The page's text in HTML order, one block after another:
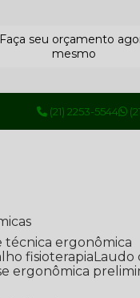
Faça seu orçamento
mesmo
(21) 2253-5544
técnica ergonômica
fisioterapia
ergonômica